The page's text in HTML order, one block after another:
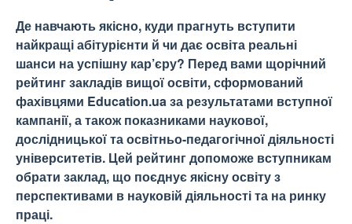
Де навчають якісно, куди прагнуть вступити
найкращі абітурієнти й чи дає освіта реальні
шанси на успішну кар’єру? Перед вами щорічний
рейтинг закладів вищої освіти, сформований
фахівцями Education.ua за результатами вступної
кампанії, а також показниками наукової,
дослідницької та освітньо-педагогічної діяльності
університетів. Цей рейтинг допоможе вступникам
обрати заклад, що поєднує якісну освіту з
перспективами в науковій діяльності та на ринку
праці.